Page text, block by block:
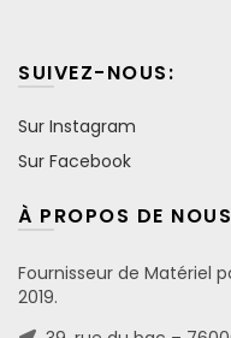
SUIVEZ-NOUS:
Sur Instagram
Sur Facebook
À PROPOS DE NOUS
Fournisseur de Matériel
2019.